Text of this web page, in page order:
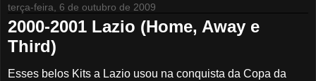
terça-feira, 6 de outubro de 2009
2000-2001 Lazio (Home, Away e
Third)
Esses belos Kits a Lazio usou na conquista da Copa da